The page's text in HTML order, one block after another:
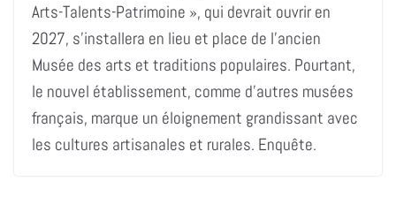
Arts-Talents-Patrimoine », qui devrait ouvrir en
2027, s’installera en lieu et place de l’ancien
Musée des arts et traditions populaires. Pourtant,
le nouvel établissement, comme d’autres musées
français, marque un éloignement grandissant avec
les cultures artisanales et rurales. Enquête.